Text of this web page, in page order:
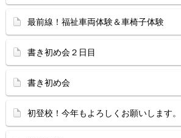
最前線！福祉車両体験＆車椅子体験
書き初め会２日目
書き初め会
初登校！今年もよろしくお願いします。